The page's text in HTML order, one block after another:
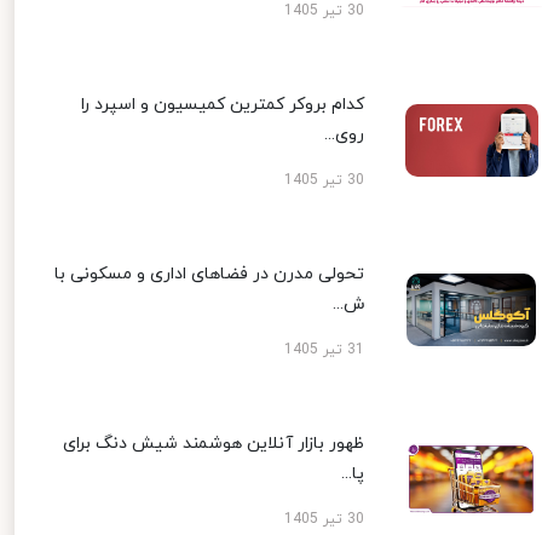
30 تیر 1405
کدام بروکر کمترین کمیسیون و اسپرد را
روی...
30 تیر 1405
تحولی مدرن در فضاهای اداری و مسکونی با
ش...
ظهور بازار آنلاین هوشمند شیش دنگ برای
پا...
30 تیر 1405